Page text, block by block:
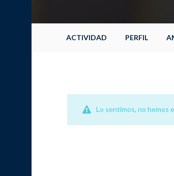
ACTIVIDAD PERFIL
Lo sentimos, no hemos